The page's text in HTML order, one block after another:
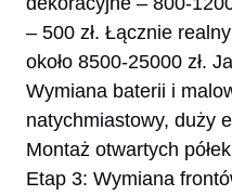
– 500 zł. Łącznie
około 8500-25000 zł.
Wymiana baterii i
natychmiastowy, duży
Montaż otwartych
Etap 3: Wymiana